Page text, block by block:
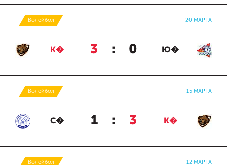
Волейбол 20 МАРТА
К� 3 : 0 Ю�
Волейбол 15 МАРТА
С� 1 : 3 К�
Волейбол 12 МАРТА